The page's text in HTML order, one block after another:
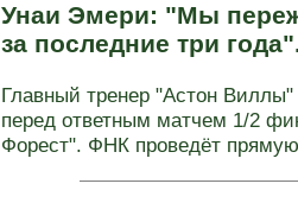
Унаи Эмери: "Мы
за последние три
Главный тренер "Астон
перед ответным матчем 1/2
Форест". ФНК проведёт